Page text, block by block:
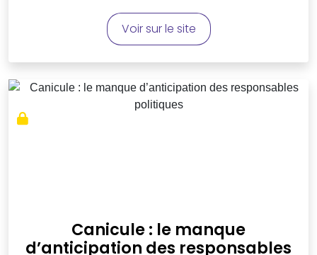
Voir sur le site
Canicule : le manque
d’anticipation des responsables